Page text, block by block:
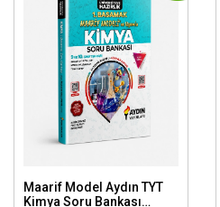
Maarif Model Aydın TYT
Kimya Soru Bankası